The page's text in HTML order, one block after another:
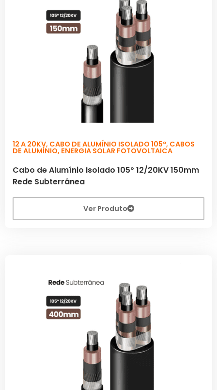
12 A 20KV, CABO DE ALUMÍNIO ISOLADO 105º, CABOS
DE ALUMÍNIO, ENERGIA SOLAR FOTOVOLTAICA
Cabo de Alumínio Isolado 105º 12/20KV 150mm
Rede Subterrânea
Ver Produto